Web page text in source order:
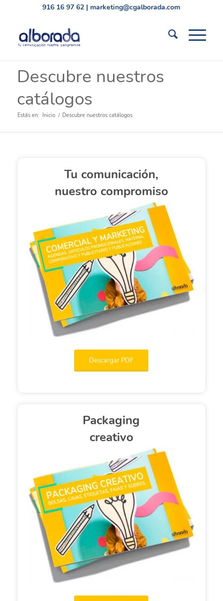
916 16 97 62 | marketing@cgalborada.com
Descubre nuestros
catálogos
Estás en: Inicio / Descubre nuestros catálogos
Tu comunicación,
nuestro compromiso
Descargar PDF
Packaging
creativo